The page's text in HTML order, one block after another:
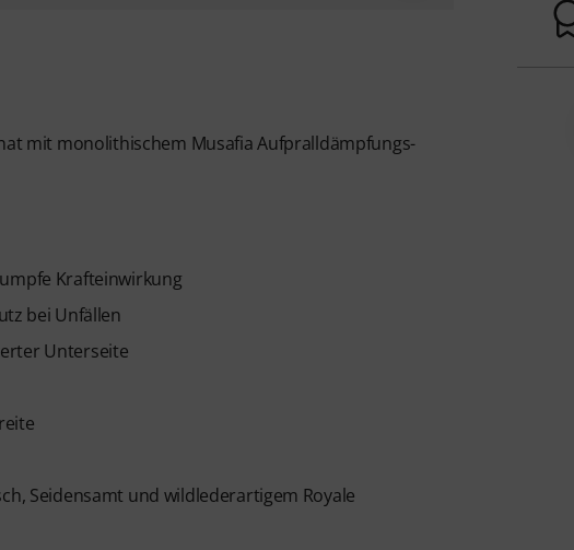
mit monolithischem Musafia Aufpralldämpfungs-
Krafteinwirkung
bei Unfällen
Unterseite
Seidensamt und wildlederartigem Royale